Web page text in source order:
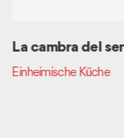
La cambra del
Einheimische Küche